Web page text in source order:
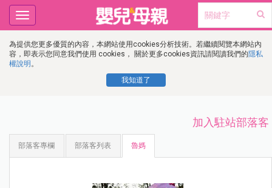
為提供您更多優質的內容，本網站使用cookies分析技術。若繼續閱覽本網站內
容，即表示您同意我們使用 cookies， 關於更多cookies資訊請閱讀我們的隱私
權說明 。
我知道了
Toggle
navigation
加入駐站部落客
部落客專欄 部落客列表 魯媽